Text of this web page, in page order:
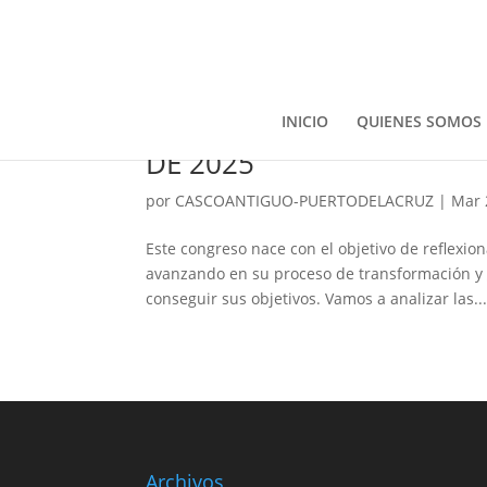
INICIO QUIENES SOMOS
CONGRESO DE
DE 2025
por CASCOANTIGUO-PUERTODELACRUZ | Mar
Este congreso nace con el objetivo de
avanzando en su proceso de transformación
conseguir sus objetivos. Vamos a analizar las...
Archivos